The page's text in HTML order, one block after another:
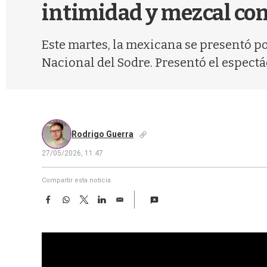
intimidad y mezcal
Este martes, la mexicana se presentó
Nacional del Sodre. Presentó el
Rodrigo Guerra
27/05/2026, 11:47
Compartir esta noticia
F
e
W
t
T
w
t
L
k
E
i